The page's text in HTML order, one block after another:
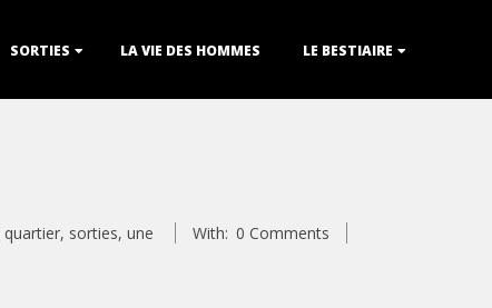
SORTIES LA VIE DES HOMMES LE BESTIAIRE
quartier, sorties, une With: 0 Comments